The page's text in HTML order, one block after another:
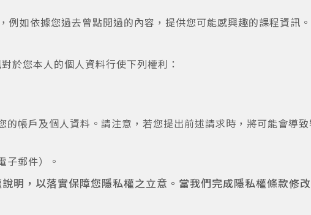
如依據您過去曾點閱過的內容，提供您可能感興趣的課程資訊。
於您本人的個人資料行使下列權利：
帳戶及個人資料。請注意，若您提出前述請求時，將可能會導
子郵件）。
明，以落實保障您隱私權之立意。當我們完成隱私權條款修